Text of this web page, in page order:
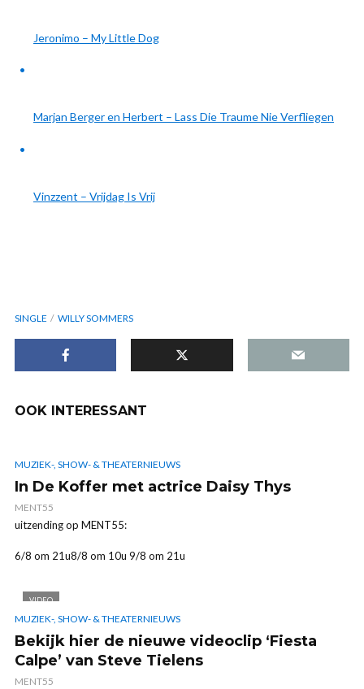
Jeronimo – My Little Dog
Marjan Berger en Herbert – Lass Die Traume Nie Verfliegen
Vinzzent – Vrijdag Is Vrij
SINGLE WILLY SOMMERS
OOK INTERESSANT
MUZIEK-, SHOW- & THEATERNIEUWS
In De Koffer met actrice Daisy Thys
MENT55
uitzending op MENT55:
6/8 om 21u8/8 om 10u 9/8 om 21u
VIDEO
MUZIEK-, SHOW- & THEATERNIEUWS
Bekijk hier de nieuwe videoclip ‘Fiesta
Calpe’ van Steve Tielens
MENT55